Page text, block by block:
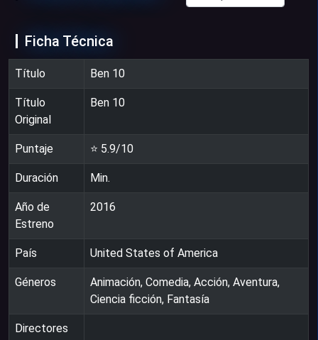
Ficha Técnica
Título Ben 10
Título
Original
Ben 10
Puntaje ⭐ 5.9/10
Duración Min.
Año de
Estreno
2016
País United States of America
Géneros
Animación, Comedia, Acción, Aventura,
Ciencia ficción, Fantasía
Directores